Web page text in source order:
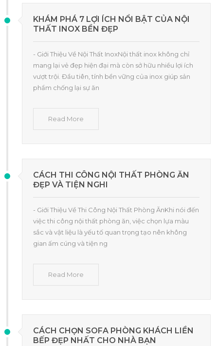
KHÁM PHÁ 7 LỢI ÍCH NỔI BẬT CỦA NỘI
THẤT INOX BỀN ĐẸP
- Giới Thiệu Về Nội Thất InoxNội thất inox không chỉ
mang lại vẻ đẹp hiện đại mà còn sở hữu nhiều lợi ích
vượt trội. Đầu tiên, tính bền vững của inox giúp sản
phẩm chống lại sự ăn
Read More
CÁCH THI CÔNG NỘI THẤT PHÒNG ĂN
ĐẸP VÀ TIỆN NGHI
- Giới Thiệu Về Thi Công Nội Thất Phòng ĂnKhi nói đến
việc thi công nội thất phòng ăn, việc chọn lựa màu
sắc và vật liệu là yếu tố quan trọng tạo nên không
gian ấm cúng và tiện ng
Read More
CÁCH CHỌN SOFA PHÒNG KHÁCH LIỀN
BẾP ĐẸP NHẤT CHO NHÀ BẠN